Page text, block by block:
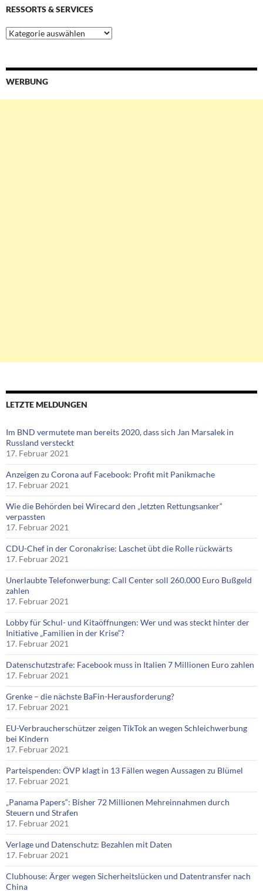
RESSORTS & SERVICES
Ressorts
&
WERBUNG
LETZTE MELDUNGEN
Im BND vermutete man bereits 2020, dass sich Jan Marsalek in
Russland versteckt
17. Februar 2021
Anzeigen zu Corona auf Facebook: Profit mit Panikmache
17. Februar 2021
Wie die Behörden bei Wirecard den „letzten Rettungsanker“
verpassten
17. Februar 2021
CDU-Chef in der Coronakrise: Laschet übt die Rolle rückwärts
17. Februar 2021
Unerlaubte Telefonwerbung: Call Center soll 260.000 Euro Bußgeld
zahlen
17. Februar 2021
Lobby für Schul- und Kitaöffnungen: Wer und was steckt hinter der
Initiative „Familien in der Krise“?
17. Februar 2021
Datenschutzstrafe: Facebook muss in Italien 7 Millionen Euro zahlen
17. Februar 2021
Grenke – die nächste BaFin-Herausforderung?
17. Februar 2021
EU-Verbraucherschützer zeigen TikTok an wegen Schleichwerbung
bei Kindern
17. Februar 2021
Parteispenden: ÖVP klagt in 13 Fällen wegen Aussagen zu Blümel
17. Februar 2021
„Panama Papers“: Bisher 72 Millionen Mehreinnahmen durch
Steuern und Strafen
17. Februar 2021
Verlage und Datenschutz: Bezahlen mit Daten
17. Februar 2021
Clubhouse: Ärger wegen Sicherheitslücken und Datentransfer nach
China